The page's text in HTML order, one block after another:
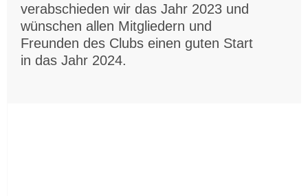
verabschieden wir das Jahr 2023 und
wünschen allen Mitgliedern und
Freunden des Clubs einen guten Start
in das Jahr 2024.